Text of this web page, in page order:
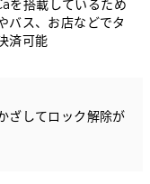
を搭載しているため
バス、お店などでタ
済可能
ざしてロック解除が